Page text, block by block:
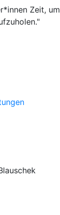
Zeit, um